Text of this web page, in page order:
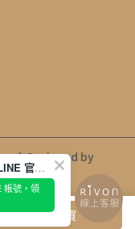
加入購物車
立即購買
Designed by
歡迎訂閱禮坊LINE 官方帳號
帳號，領